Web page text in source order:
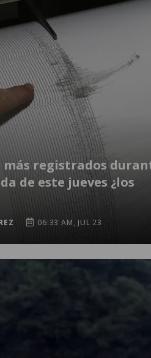
más registrados
de este jueves ¿los
06:33 AM, JUL 23